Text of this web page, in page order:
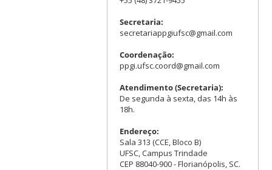
Secretaria:
secretariappgiufsc@gmail.com
Coordenação:
ppgi.ufsc.coord@gmail.com
Atendimento (Secretaria):
De segunda à sexta, das 14h às
18h.
Endereço:
Sala 313 (CCE, Bloco B)
UFSC, Campus Trindade
CEP 88040-900 - Florianópolis, SC.